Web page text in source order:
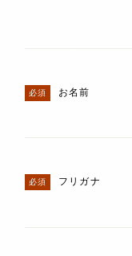
お名前
フリガナ